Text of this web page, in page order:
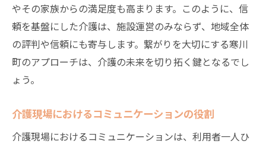
やその家族からの満足度も高まります。このように、信
頼を基盤にした介護は、施設運営のみならず、地域全体
の評判や信頼にも寄与します。繋がりを大切にする寒川
町のアプローチは、介護の未来を切り拓く鍵となるでし
ょう。
介護現場におけるコミュニケーションの役割
介護現場におけるコミュニケーションは、利用者一人ひ